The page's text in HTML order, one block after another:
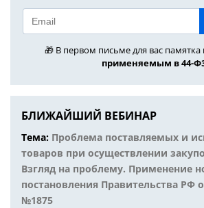
🎁 В первом письме для вас памятка
применяемым в 44-
БЛИЖАЙШИЙ ВЕБИНАР
Тема: Проблема поставляемых и
товаров при осуществлении
Взгляд на проблему. Применение
постановления Правительства РФ
№1875